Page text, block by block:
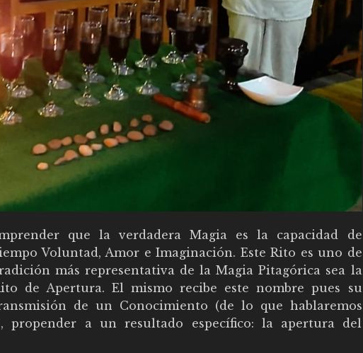
que la verdadera Magia es la capacidad de
Voluntad, Amor e Imaginación. Este Rito es uno de
más representativa de la Magia Pitagórica sea la
de Apertura. El mismo recibe este nombre pues su
de un Conocimiento (de lo que hablaremos
propender a un resultado específico: la apertura del